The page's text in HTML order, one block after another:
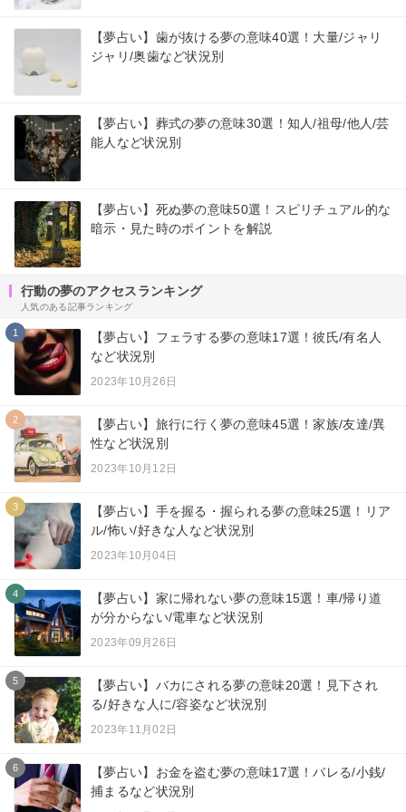
【夢占い】歯が抜ける夢の意味40選！大量/ジャリ
ジャリ/奥歯など状況別
【夢占い】葬式の夢の意味30選！知人/祖母/他人/芸
能人など状況別
【夢占い】死ぬ夢の意味50選！スピリチュアル的な
暗示・見た時のポイントを解説
行動の夢のアクセスランキング
人気のある記事ランキング
1
【夢占い】フェラする夢の意味17選！彼氏/有名人
など状況別
2023年10月26日
2
【夢占い】旅行に行く夢の意味45選！家族/友達/異
性など状況別
2023年10月12日
3
【夢占い】手を握る・握られる夢の意味25選！リア
ル/怖い/好きな人など状況別
2023年10月04日
4
【夢占い】家に帰れない夢の意味15選！車/帰り道
が分からない/電車など状況別
2023年09月26日
5
【夢占い】バカにされる夢の意味20選！見下され
る/好きな人に/容姿など状況別
2023年11月02日
6
【夢占い】お金を盗む夢の意味17選！バレる/小銭/
捕まるなど状況別